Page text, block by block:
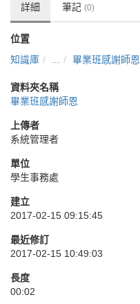
詳細 筆記 (0)
位置
知識庫
... 畢業班感謝師恩
資料夾名稱
畢業班感謝師恩
上傳者
系統管理者
單位
學生事務處
建立
2017-02-15 09:15:45
最近修訂
2017-02-15 10:49:03
長度
00:02